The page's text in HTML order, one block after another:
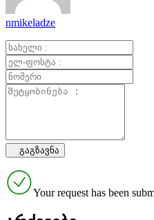
nmikeladze
Your request has been